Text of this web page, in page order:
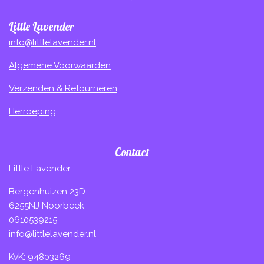
Little Lavender
info@littlelavender.nl
Algemene Voorwaarden
Verzenden & Retourneren
Herroeping
Contact
Little Lavender
Bergenhuizen 23D
6255NJ Noorbeek
0610539215
info@littlelavender.nl
KvK: 94803269